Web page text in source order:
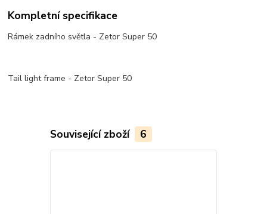
Kompletní specifikace
Rámek zadního světla - Zetor Super 50
Tail light frame - Zetor Super 50
Související zboží 6